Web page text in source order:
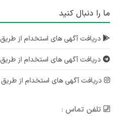
ما را دنبال کنید
دریافت آگهی های استخدام از
دریافت آگهی های استخدام از طریق
دریافت آگهی های استخدام از طریق
تلفن تماس :